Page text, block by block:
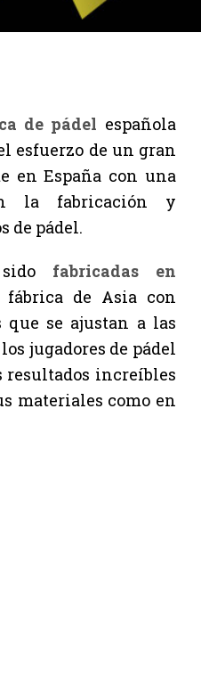
de pádel española
esfuerzo de un gran
en España con una
la fabricación y
de pádel.
fabricadas en
de Asia con
que se ajustan a las
jugadores de pádel
resultados increíbles
materiales como en